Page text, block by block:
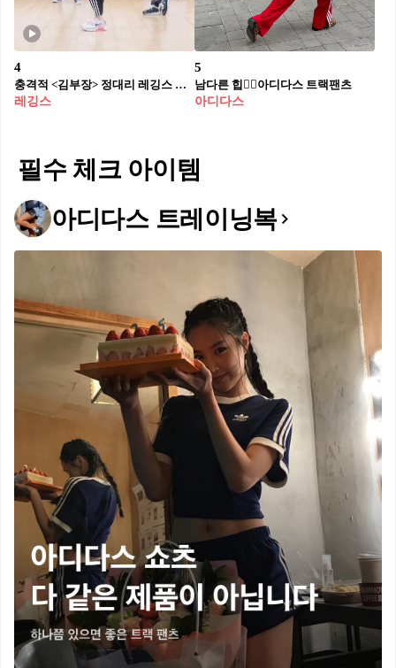
4
충격적 <김부장> 정대리 레깅스 핏🖤
레깅스
5
남다른 힙❤️‍🔥아디다스 트랙팬츠
아디다스
필수 체크 아이템
아디다스 트레이닝복